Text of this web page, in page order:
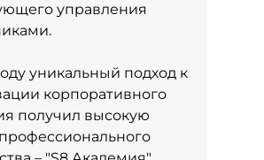
управления
уникальный подход к
корпоративного
получил высокую